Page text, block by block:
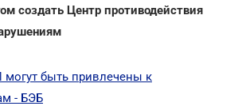
создать Центр противодействия
быть привлечены к
- БЭБ